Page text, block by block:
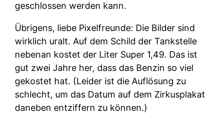
geschlossen werden kann.
Übrigens, liebe Pixelfreunde: Die Bilder sind
wirklich uralt. Auf dem Schild der Tankstelle
nebenan kostet der Liter Super 1,49. Das ist
gut zwei Jahre her, dass das Benzin so viel
gekostet hat. (Leider ist die Auflösung zu
schlecht, um das Datum auf dem Zirkusplakat
daneben entziffern zu können.)